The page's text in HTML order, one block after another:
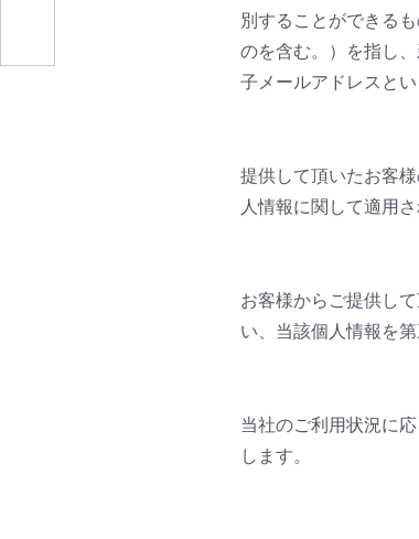
別することができる
のを含む。）を指し
子メールアドレスと
提供して頂いたお客
人情報に関して適用
お客様からご提供し
い、当該個人情報を
当社のご利用状況に
します。